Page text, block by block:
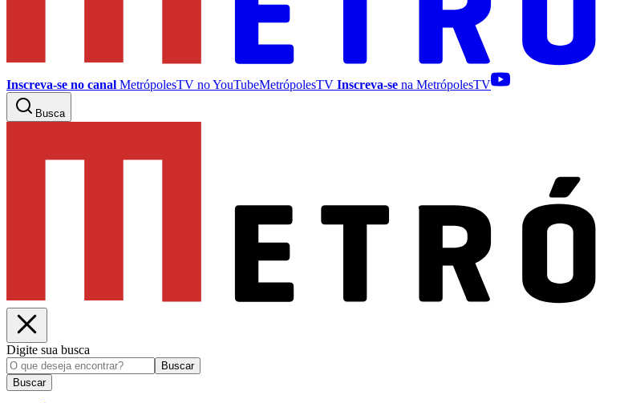
Inscreva-se no canal MetrópolesTV noYouTubeMetrópolesTV Inscreva-se na MetrópolesTV
Busca
Digite sua busca
Buscar
Buscar